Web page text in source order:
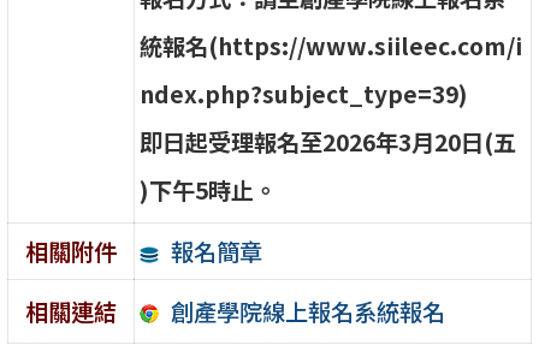
統報名(https://www.siileec.com/i
ndex.php?subject type=39)
即日起受理報名至2026年3月20日(五
)下午5時止 。
相關附件
報名簡章
相關連結
創產學院線上報名系統報名